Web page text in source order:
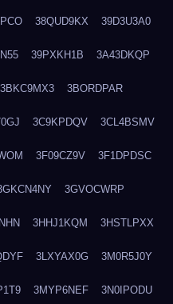
38QUD9KX 39D3U3A0
39PXKH1B 3A43DKQP
3BKC9MX3 3BORDPAR
3C9KPDQV 3CL4BSMV
3F09CZ9V 3F1DPDSC
3GVOCWRP
3HHJ1KQM 3HSTLPXX
3LXYAX0G 3M0R5J0Y
3MYP6NEF 3N0IPODU